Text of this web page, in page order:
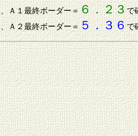
、Ａ１最終ボーダー＝６．２３で
Ａ２最終ボーダー＝５．３６で